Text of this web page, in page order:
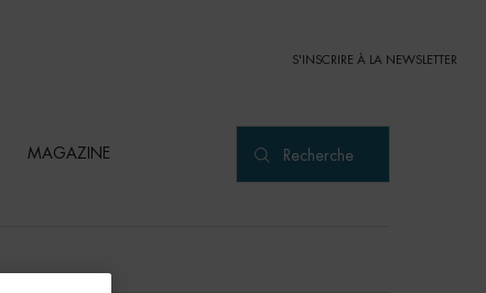
S'INSCRIRE À LA NEWSLETTER
MAGAZINE Recherche